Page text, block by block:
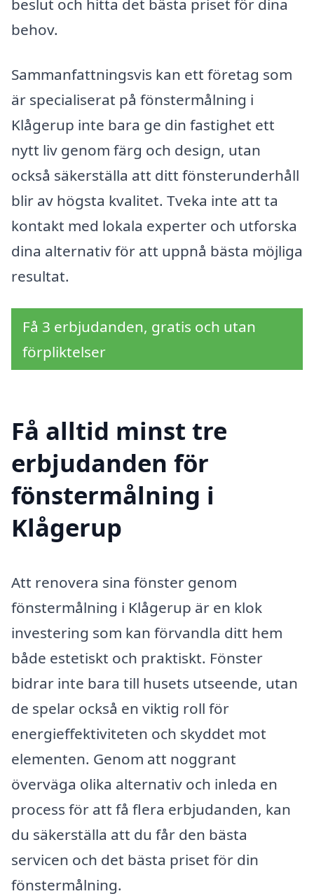
beslut och hitta det bästa priset för dina
behov.
Sammanfattningsvis kan ett företag som
är specialiserat på fönstermålning i
Klågerup inte bara ge din fastighet ett
nytt liv genom färg och design, utan
också säkerställa att ditt fönsterunderhåll
blir av högsta kvalitet. Tveka inte att ta
kontakt med lokala experter och utforska
dina alternativ för att uppnå bästa möjliga
resultat.
Få 3 erbjudanden, gratis och utan
förpliktelser
Få alltid minst tre
erbjudanden för
fönstermålning i
Klågerup
Att renovera sina fönster genom
fönstermålning i Klågerup är en klok
investering som kan förvandla ditt hem
både estetiskt och praktiskt. Fönster
bidrar inte bara till husets utseende, utan
de spelar också en viktig roll för
energieffektiviteten och skyddet mot
elementen. Genom att noggrant
överväga olika alternativ och inleda en
process för att få flera erbjudanden, kan
du säkerställa att du får den bästa
servicen och det bästa priset för din
fönstermålning.